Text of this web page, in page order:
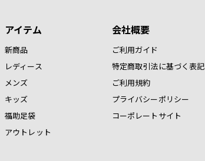
アイテム
新商品
レディース
メンズ
キッズ
福助足袋
アウトレット
会社概要
ご利用ガイド
特定商取引法に基づく表記
ご利用規約
プライバシーポリシー
コーポレートサイト